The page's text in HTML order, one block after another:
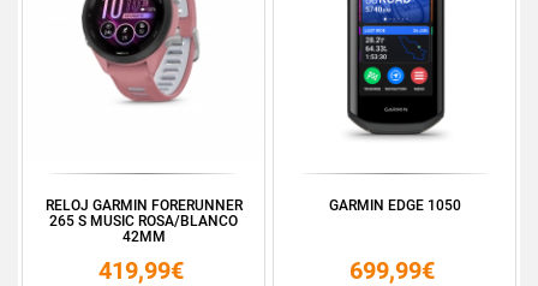
RELOJ GARMIN FORERUNNER
265 S MUSIC ROSA/BLANCO
42MM
419,99€
GARMIN EDGE 1050
699,99€